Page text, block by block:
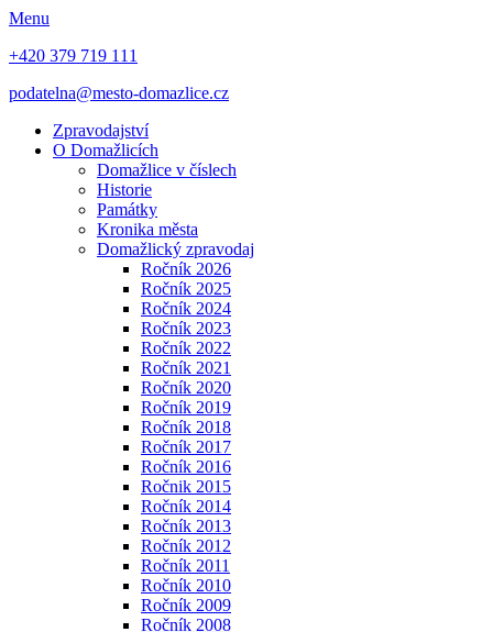
Menu
+420 379 719 111
podatelna@mesto-domazlice.cz
Zpravodajství
O Domažlicích
Domažlice v číslech
Historie
Památky
Kronika města
Domažlický zpravodaj
Ročník 2026
Ročník 2025
Ročník 2024
Ročník 2023
Ročník 2022
Ročník 2021
Ročník 2020
Ročník 2019
Ročník 2018
Ročník 2017
Ročník 2016
Ročnik 2015
Ročník 2014
Ročník 2013
Ročník 2012
Ročník 2011
Ročník 2010
Ročník 2009
Ročník 2008